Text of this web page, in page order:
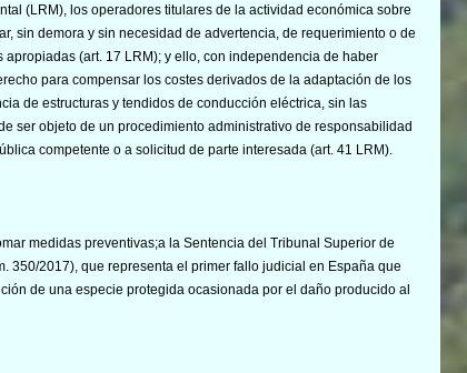
(LRM), los operadores titulares de la actividad económica sobre
sin demora y sin necesidad de advertencia, de requerimiento o de
(art. 17 LRM); y ello, con independencia de haber
para compensar los costes derivados de la adaptación de los
de estructuras y tendidos de conducción eléctrica, sin las
ser objeto de un procedimiento administrativo de responsabilidad
competente o a solicitud de parte interesada (art. 41 LRM).
medidas preventivas;a la Sentencia del Tribunal Superior de
350/2017), que representa el primer fallo judicial en España que
de una especie protegida ocasionada por el daño producido al